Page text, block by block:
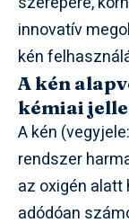
innovatív
kén
A kén
kémiai
A kén
rendszer
az oxigén alatt
adódóan